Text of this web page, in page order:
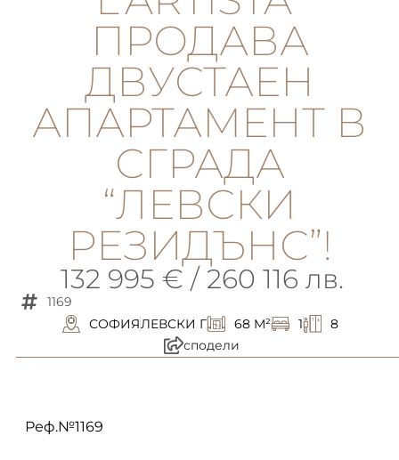
ПРОДАВА
ДВУСТАЕН
АПАРТАМЕНТ В
СГРАДА
“ЛЕВСКИ
РЕЗИДЪНС”!
132 995 € / 260 116 лв.
1169
СОФИЯЛЕВСКИ Г 68 M² 1
8
сподели
Реф.№1169